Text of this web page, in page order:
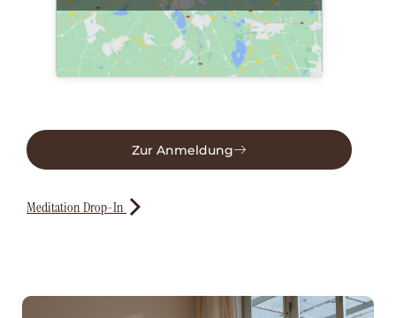
Zur Anmeldung
Meditation Drop-In